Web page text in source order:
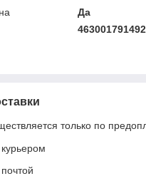
Да
только по